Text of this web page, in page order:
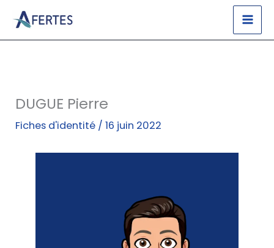
contenu
DUGUE Pierre
Fiches d'identité /16 juin 2022